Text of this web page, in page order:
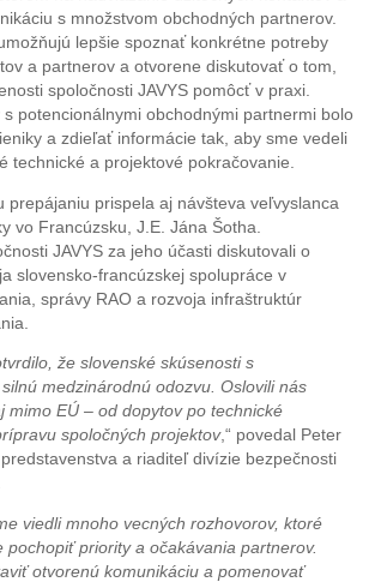
s množstvom obchodných partnerov.
lepšie spoznať konkrétne potreby
a partnerov a otvorene diskutovať o tom,
spoločnosti JAVYS pomôcť v praxi.
potencionálnymi obchodnými partnermi bolo
a zdieľať informácie tak, aby sme vedeli
technické a projektové pokračovanie.
prepájaniu prispela aj návšteva veľvyslanca
vo Francúzsku, J.E. Jána Šotha.
JAVYS za jeho účasti diskutovali o
slovensko‑francúzskej spolupráce v
správy RAO a rozvoja infraštruktúr
že slovenské skúsenosti s
medzinárodnú odozvu. Oslovili nás
mimo EÚ – od dopytov po technické
spoločných projektov,“ povedal Peter
a riaditeľ divízie bezpečnosti
viedli mnoho vecných rozhovorov, ktoré
pochopiť priority a očakávania partnerov.
otvorenú komunikáciu a pomenovať